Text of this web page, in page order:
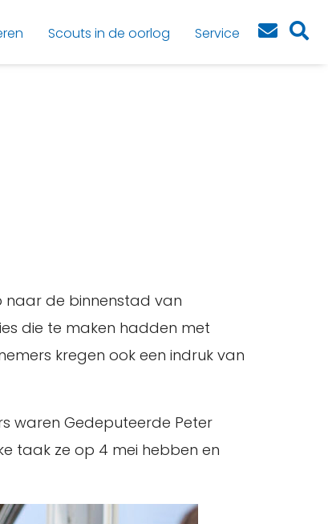
Scouts in de oorlog Service
naar de binnenstad van
die te maken hadden met
kregen ook een indruk van
waren Gedeputeerde Peter
taak ze op 4 mei hebben en